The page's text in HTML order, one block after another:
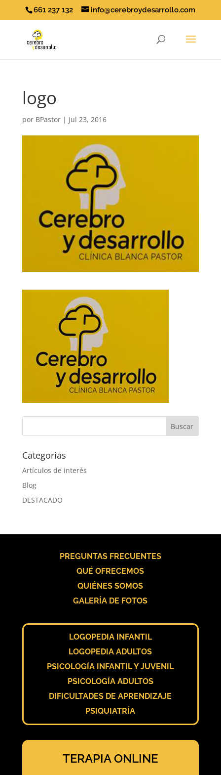
661 237 132 info@cerebroydesarrollo.com
logo
por BPastor| Jul 23, 2016
Categorías
Artículos de interés
Blog
DESTACADO
PREGUNTAS FRECUENTES
QUÉ OFRECEMOS
QUIÉNES SOMOS
GALERÍA DE FOTOS
LOGOPEDIA INFANTIL
LOGOPEDIA ADULTOS
PSICOLOGÍA INFANTIL Y JUVENIL
PSICOLOGÍA ADULTOS
DIFICULTADES DE APRENDIZAJE
PSIQUIATRÍA
TERAPIA ONLINE